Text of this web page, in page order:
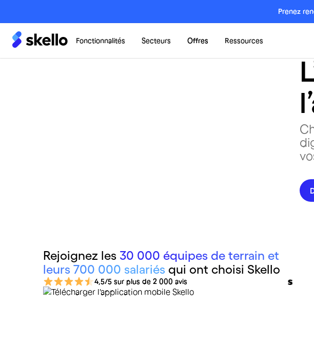
Prenez
Fonctionnalités Secteurs Offres Ressources
Rejoignez les 30 000 équipes de terrain et
leurs 700 000 salariés qui ont choisi Skello
4,5/5 sur plus de 2 000 avis